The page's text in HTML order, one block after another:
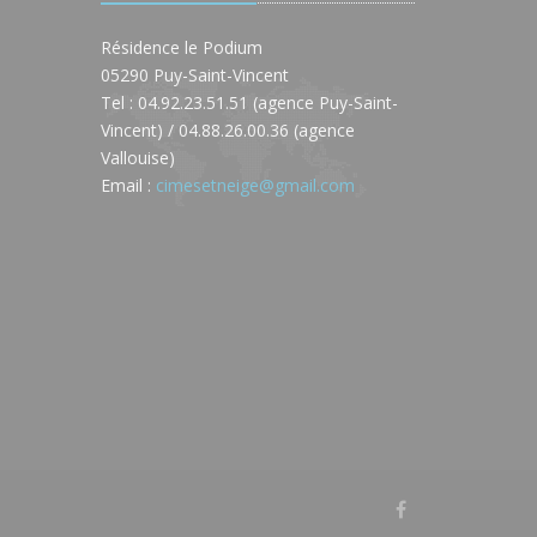
Résidence le Podium
05290 Puy-Saint-Vincent
Tel : 04.92.23.51.51 (agence Puy-Saint-
Vincent) / 04.88.26.00.36 (agence
Vallouise)
Email : cimesetneige@gmail.com